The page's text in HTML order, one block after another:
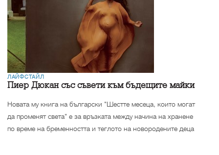
ЛАЙФСТАЙЛ
Пиер Дюкан със съвети към бъдещите майки
Новата му книга на български "Шестте месеца, които могат
да променят света" е за връзката между начина на хранене
по време на бременността и теглото на новородените деца